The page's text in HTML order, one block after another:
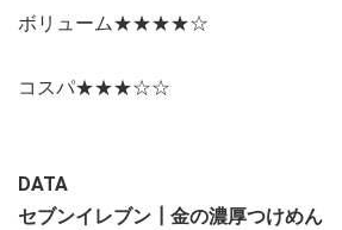
ボリューム★★★★☆
コスパ★★★☆☆
DATA
セブンイレブン┃金の濃厚つけめん